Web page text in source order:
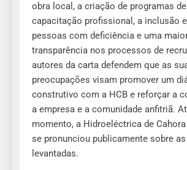
obra local, a criação de programas
capacitação profissional, a inclusão
pessoas com deficiência e uma
transparência nos processos de
autores da carta defendem que as
preocupações visam promover um
construtivo com a HCB e reforçar a
a empresa e a comunidade anfitriã.
momento, a Hidroeléctrica de
se pronunciou publicamente sobre
levantadas.